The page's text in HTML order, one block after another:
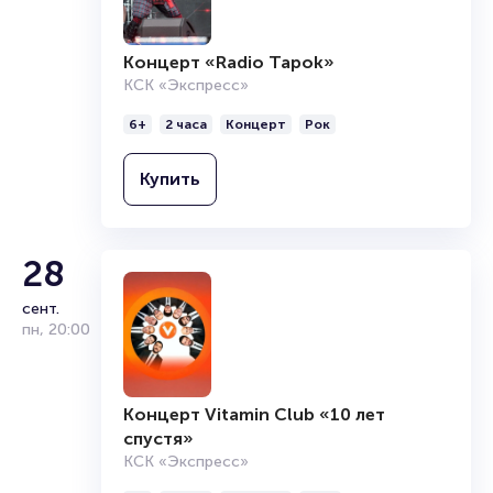
Концерт «Radio Tapok»
КСК «Экспресс»
6+ 2 часа Концерт Рок
Купить
28
сент.
пн, 20:00
Концерт Vitamin Club «10 лет
спустя»
КСК «Экспресс»